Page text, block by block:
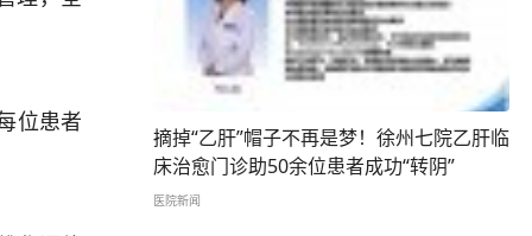
位患者
摘掉“乙肝”帽子不再是梦！徐州七院乙肝临
床治愈门诊助50余位患者成功“转阴”
医院新闻